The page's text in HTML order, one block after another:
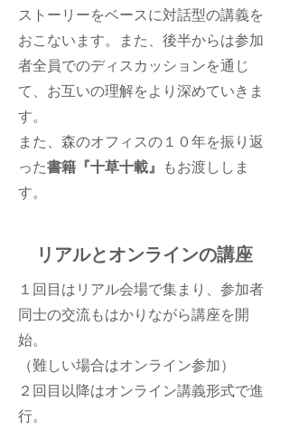
ストーリーをベースに対話型の講義を
おこないます。また、後半からは参加
者全員でのディスカッションを通じ
て、お互いの理解をより深めていきま
す。
​また、森のオフィスの１０年を振り返
った書籍『十草十載』 もお渡ししま
す。
リアルとオンラインの講座
１回目はリアル会場で集まり、参加者
同士の交流もはかりながら講座を開
始。
（難しい場合はオンライン参加）
２回目以降はオンライン講義形式で進
行。